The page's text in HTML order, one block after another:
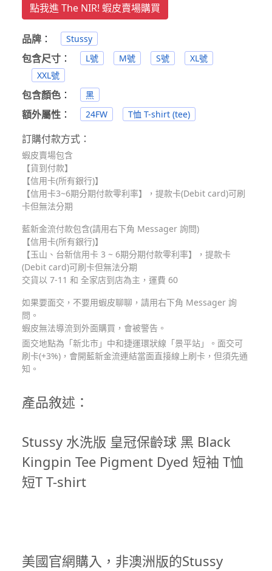
點我進 The NIR! 蝦皮賣場購買
品牌 ： Stussy
包含尺寸 ： L號 M號 S號
XL號
XXL號
包含顏色 ： 黑
額外屬性 ： 24FW T恤 T-shirt (tee)
訂購付款方式：
蝦皮賣場包含
【貨到付款】
【信用卡(所有銀行)】
【信用卡3~6期分期付款零利率】，提款卡(Debit card)可刷
卡但無法分期
藍新金流付款包含(請用右下角 Messager 詢問)
【信用卡(所有銀行)】
【玉山、台新信用卡 3 ~ 6期分期付款零利率】，提款卡
(Debit card)可刷卡但無法分期
交貨以 7-11 和 全家店到店為主，運費 60
如果要面交，不要用蝦皮聊聊，請用右下角 Messager 詢
問。
蝦皮無法導流到外面購買，會被警告。
面交地點為「新北市」中和捷運環狀線「景平站」。面交可
刷卡(+3%)，會開藍新金流連結當面直接線上刷卡，但須先通
知。
產品敘述：
Stussy 水洗版 皇冠保齡球 黑 Black
Kingpin Tee Pigment Dyed 短袖 T恤
短T T-shirt
美國官網購入，非澳洲版的Stussy